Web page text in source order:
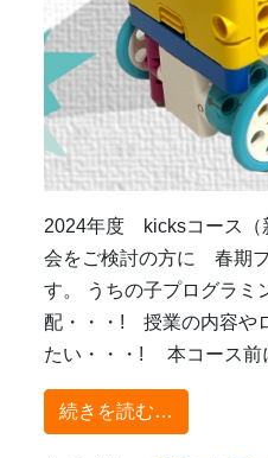
2024年度 kicksコース（
会をご検討の方に 春期
す。 うちの子プログラミ
配・・・! 授業の内容や
たい・・・! 本コース前
続きを読む…